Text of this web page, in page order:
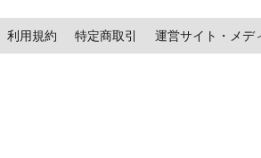
利用規約 特定商取引 運営サイト・メデ